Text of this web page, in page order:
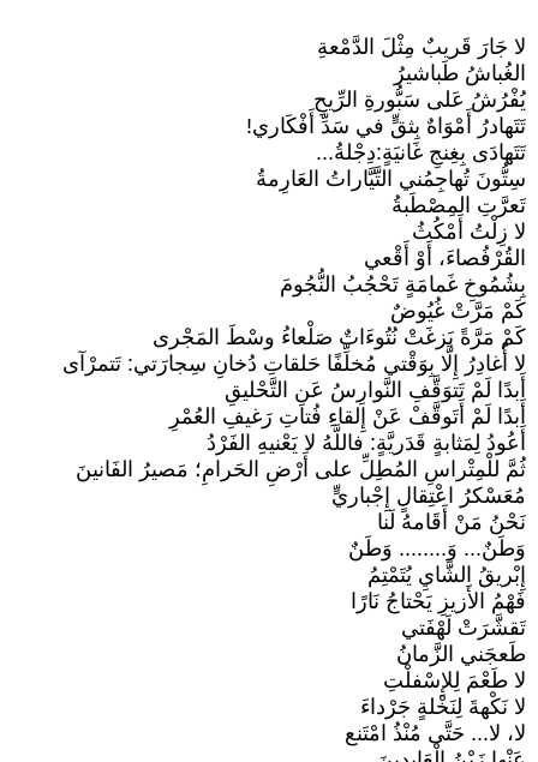
لا جَارَ قَريبٌ مِثْلَ الدَّمْعةِ
الغُباشُ طَباشيرُ
يُفْرُشُ عَلى سَبُّورةِ الرِّيحِ
تَتَهادرُ أَمْوَاهٌ بِثقٍّ في سَدِّ أَفْكَاري!
تَتَهادَى بِغِنجِ غَانيَةٍ:دِجْلةُ...
سِتُّونَ تُهاجِمُني التَّيَّاراتُ العَارِمةُ
تَعرَّتِ المِصْطَبةُ
لا زِلْتُ أَمْكُثُ
القُرْفُصاءَ، أَوْ أَقْعي
بِشُمُوخِ غَمامَةٍ تَحْجُبُ النُّجُومَ
كَمْ مَرَّتْ غُيُوضٌ
كَمْ مَرَّةً بَزغَتْ نُتُوءَاتٌ صَلْعاءُ وسْطَ المَجْرى
لا أُغادِرُ إِلَّا بِوَقْتي مُخلِّفًا حَلقاتِ دُخانِ سِجارَتي: تَتمرْآى
أَبدًا لَمْ تَتوَقَّفِ النَّوارِسُ عَنِ التَّحْليقِ
أَبدًا لَمْ أَتَوقَّفْ عَنْ إِلقاءِ فُتاتِ رَغيفِ العُمْرِ
أَعُودُ لِمَثابةٍ قَدَريَّةٍ: فاللَّهُ لا يَعْنيهِ الفَرْدُ
ثُمَّ للْمِتْراسِ المُطِلِّ على أَرْضِ الحَرامِ؛ مَصيرُ الفَانينَ
مُعَسْكرُ اعْتِقالٍ إِجْباريٍّ
نَحْنُ مَنْ أَقَامهُ لَنا
وَطَنٌ... وَ........ وَطَنٌ
إِبْريقُ الشَّايِ يُتَمْتِمُ
فَهْمُ الأَزيزِ يَحْتاجُ نَارًا
تَقشَّرَتْ لَهْفَتي
طَعجَني الزَّمانُ
لا طَعْمَ لِلإِسْفلْتِ
لا نَكْهةَ لِنَخْلةٍ جَرْداءَ
لا، لا... حَتَّى مُنْذُ امْتَنع